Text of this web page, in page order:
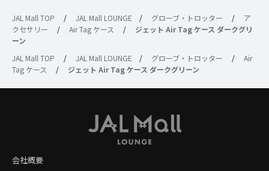
JAL Mall TOP / JAL Mall LOUNGE / グローブ・トロッター /
ア
クセサリー
/ Air Tag ケース /
ジェット Air Tag ケース ダークグリ
ーン
JAL Mall TOP
/ JAL Mall LOUNGE / グローブ・トロッター /
Air
Tag ケース
/ ジェット Air Tag ケース ダークグリーン
会社概要